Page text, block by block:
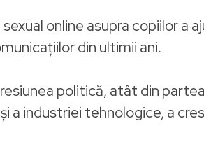
online asupra copiilor a
din ultimii ani.
politică, atât din
a industriei tehnologice, a